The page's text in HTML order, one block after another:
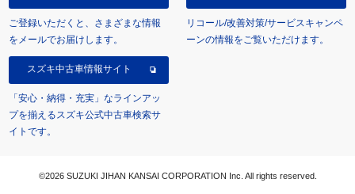
ご登録いただくと、さまざまな情報
をメールでお届けします。
リコール/改善対策/サービスキャンペ
ーンの情報をご覧いただけます。
スズキ中古車情報サイト
「安心・納得・充実」なラインアッ
プを揃えるスズキ公式中古車検索サ
イトです。
©2026 SUZUKI JIHAN KANSAI CORPORATION Inc. All rights reserved.